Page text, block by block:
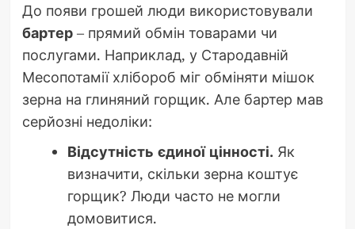
До появи грошей люди використовували
бартер– прямий обмін товарами чи
послугами. Наприклад, у Стародавній
Месопотамії хлібороб міг обміняти мішок
зерна на глиняний горщик. Але бартер мав
серйозні недоліки:
Відсутність єдиної цінності. Як
визначити, скільки зерна коштує
горщик? Люди часто не могли
домовитися.